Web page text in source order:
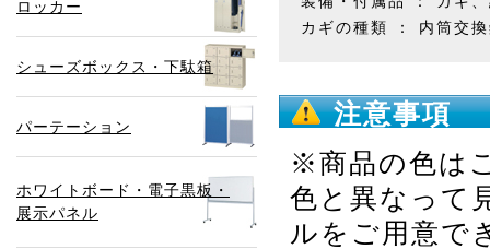
ロッカー
シューズボックス・下駄箱
パーテーション
ホワイトボード・電子黒板・
展示パネル
カギの種類 ： 内筒交
注意事項
※商品の色は
色と異なって
ルをご用意で